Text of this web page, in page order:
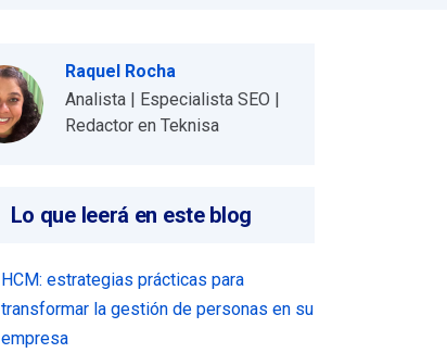
Raquel Rocha
Analista | Especialista SEO |
Redactor en Teknisa
Lo que leerá en este blog
HCM: estrategias prácticas para
transformar la gestión de personas en su
empresa